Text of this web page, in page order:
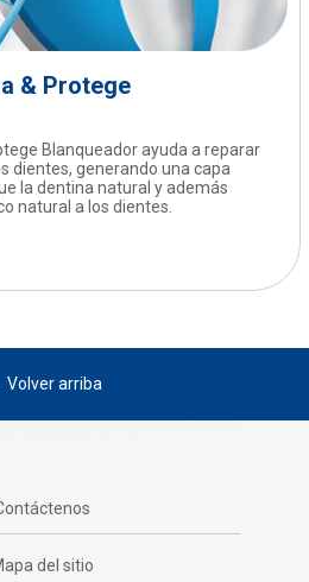
& Protege
Blanqueador ayuda a reparar
dientes, generando una capa
la dentina natural y además
natural a los dientes.
Volver arriba
del sitio